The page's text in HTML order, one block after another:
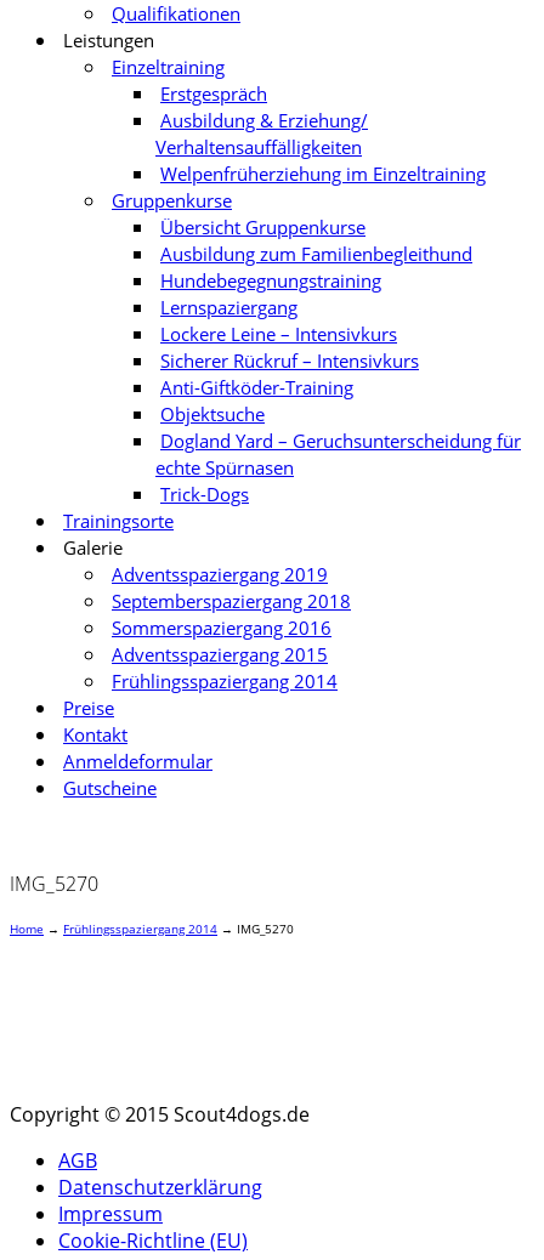
Qualifikationen
Leistungen
Einzeltraining
Erstgespräch
Ausbildung & Erziehung/
Verhaltensauffälligkeiten
Welpenfrüherziehung im Einzeltraining
Gruppenkurse
Übersicht Gruppenkurse
Ausbildung zum Familienbegleithund
Hundebegegnungstraining
Lernspaziergang
Lockere Leine – Intensivkurs
Sicherer Rückruf – Intensivkurs
Anti-Giftköder-Training
Objektsuche
Dogland Yard – Geruchsunterscheidung für
echte Spürnasen
Trick-Dogs
Trainingsorte
Galerie
Adventsspaziergang 2019
Septemberspaziergang 2018
Sommerspaziergang 2016
Adventsspaziergang 2015
Frühlingsspaziergang 2014
Preise
Kontakt
Anmeldeformular
Gutscheine
IMG_5270
Home → Frühlingsspaziergang 2014 → IMG_5270
Copyright © 2015 Scout4dogs.de
AGB
Datenschutzerklärung
Impressum
Cookie-Richtline (EU)